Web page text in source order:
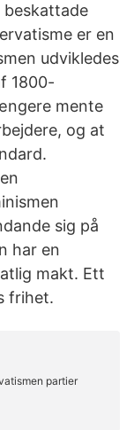
beskattade
er en
udvikledes
1800-
mente
og at
sig på
har en
makt. Ett
frihet.